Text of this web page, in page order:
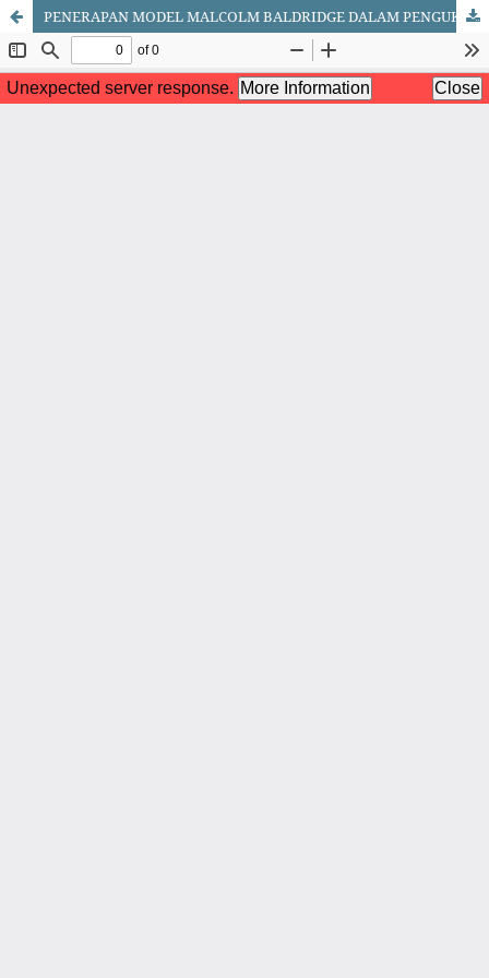
PENERAPAN MODEL MALCOLM BALDRIDGE DALAM PENGUKURAN KINERJA ORGANISASI PENDIDIKAN